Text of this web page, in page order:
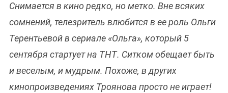
Снимается в кино редко, но метко. Вне всяких
сомнений, телезритель влюбится в ее роль Ольги
Терентьевой в сериале «Ольга», который 5
сентября стартует на ТНТ. Ситком обещает быть
и веселым, и мудрым. Похоже, в других
кинопроизведениях Троянова просто не играет!